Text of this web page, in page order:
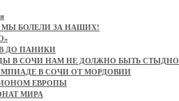
МЫ БОЛЕЛИ ЗА НАШИХ!
ДО ПАНИКИ
В СОЧИ НАМ НЕ ДОЛЖНО БЫТЬ СТЫДНО
В СОЧИ ОТ МОРДОВИИ
ЕВРОПЫ
МИРА